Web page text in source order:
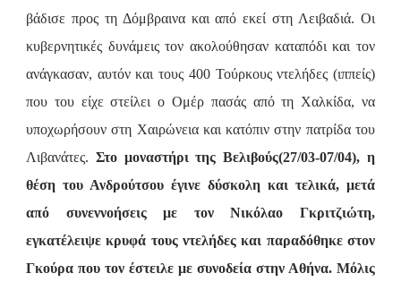
βάδισε προς τη Δόμβραινα και από εκεί στη Λειβαδιά. Οι
κυβερνητικές δυνάμεις τον ακολούθησαν καταπόδι και τον
ανάγκασαν, αυτόν και τους 400 Τούρκους ντελήδες (ιππείς)
που του είχε στείλει ο Ομέρ πασάς από τη Χαλκίδα, να
υποχωρήσουν στη Χαιρώνεια και κατόπιν στην πατρίδα του
Λιβανάτες. Στο μοναστήρι της Βελιβούς(27/03-07/04), η
θέση του Ανδρούτσου έγινε δύσκολη και τελικά, μετά
από συνεννοήσεις με τον Νικόλαο Γκριτζιώτη,
εγκατέλειψε κρυφά τους ντελήδες και παραδόθηκε στον
Γκούρα που τον έστειλε με συνοδεία στην Αθήνα. Μόλις